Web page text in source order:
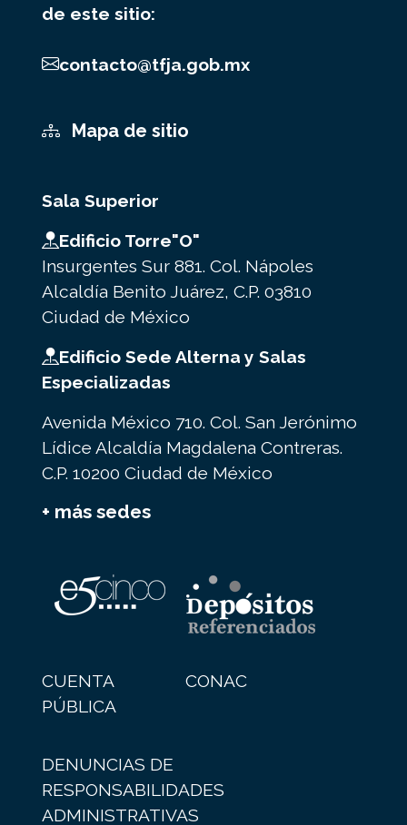
de este sitio:
contacto@tfja.gob.mx
Mapa de sitio
Sala Superior
Edificio Torre"O"
Insurgentes Sur 881. Col. Nápoles
Alcaldía Benito Juárez, C.P. 03810
Ciudad de México
Edificio Sede Alterna y Salas
Especializadas
Avenida México 710. Col. San Jerónimo
Lídice Alcaldía Magdalena Contreras.
C.P. 10200 Ciudad de México
+ más sedes
CUENTA
PÚBLICA
CONAC
DENUNCIAS DE
RESPONSABILIDADES
ADMINISTRATIVAS